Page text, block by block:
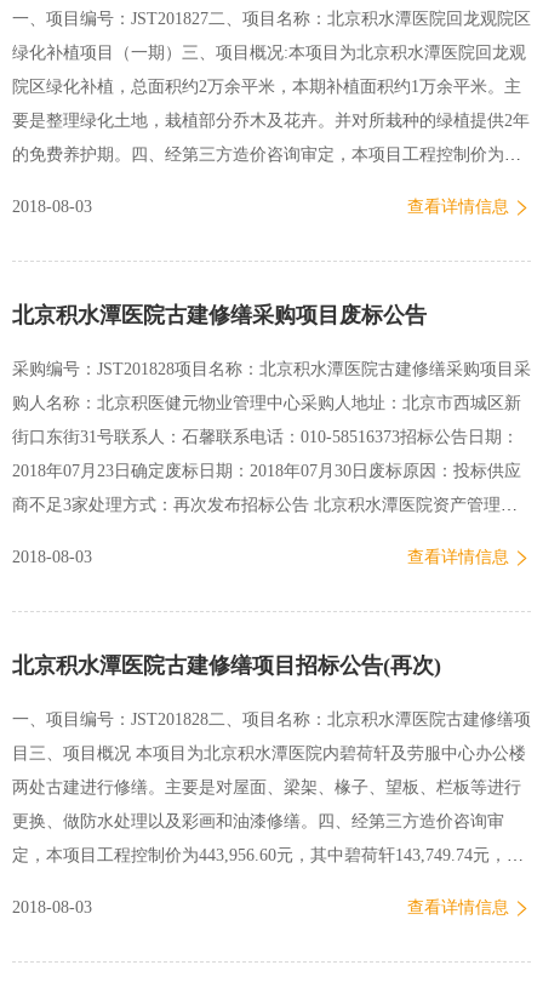
一、项目编号：JST201827二、项目名称：北京积水潭医院回龙观院区
绿化补植项目（一期）三、项目概况:本项目为北京积水潭医院回龙观
院区绿化补植，总面积约2万余平米，本期补植面积约1万余平米。主
要是整理绿化土地，栽植部分乔木及花卉。并对所栽种的绿植提供2年
的免费养护期。四、经第三方造价咨询审定，本项目工程控制价为
代表人或授权委托代理人参加招标。4、没有处于被责令停业、投标资
可到我处取得进一步的信息和查阅文件。2、可从2018年8月6日起至
2018年8月10日每天8:30—11：00,2:00—4：00（工作日，北京时间）
在北京积水潭医院资产管理处招标采购办公室索取招标文件（请致电
预约）。3、会议于2018年8月14日上午9:00时在北京积水潭医院新街
口院区行政楼307会议室公开进行，届时请已经索取拷贝招标文件的各
位公司代表出席会议，投标文件严格密封,现场开封.逾期递…
2018-08-03 查看详情信息
北京积水潭医院古建修缮采购项目废标公告
采购编号：JST201828项目名称：北京积水潭医院古建修缮采购项目采
购人名称：北京积医健元物业管理中心采购人地址：北京市西城区新
街口东街31号联系人：石馨联系电话：010-58516373招标公告日期：
2018年07月23日确定废标日期：2018年07月30日废标原因：投标供应
商不足3家处理方式：再次发布招标公告 北京积水潭医院资产管理处
2018-08-03
查看详情信息
北京积水潭医院古建修缮项目招标公告(再次)
一、项目编号：JST201828二、项目名称：北京积水潭医院古建修缮项
目三、项目概况 本项目为北京积水潭医院内碧荷轩及劳服中心办公楼
两处古建进行修缮。主要是对屋面、梁架、椽子、望板、栏板等进行
更换、做防水处理以及彩画和油漆修缮。四、经第三方造价咨询审
定，本项目工程控制价为443,956.60元，其中碧荷轩143,749.74元，劳
3、必须由法定代表人或授权委托代理人参加招标。4、没有处于被责
2018-08-03 查看详情信息